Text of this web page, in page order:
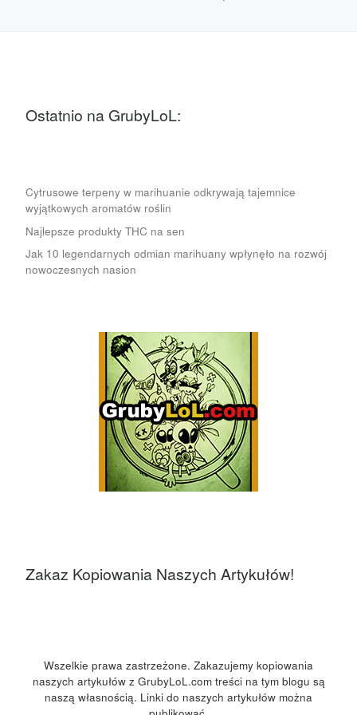
Ostatnio na GrubyLoL:
Cytrusowe terpeny w marihuanie odkrywają tajemnice
wyjątkowych aromatów roślin
Najlepsze produkty THC na sen
Jak 10 legendarnych odmian marihuany wpłynęło na rozwój
nowoczesnych nasion
Zakaz Kopiowania Naszych Artykułów!
Wszelkie prawa zastrzeżone. Zakazujemy kopiowania
naszych artykułów z GrubyLoL.com treści na tym blogu są
naszą własnością. Linki do naszych artykułów można